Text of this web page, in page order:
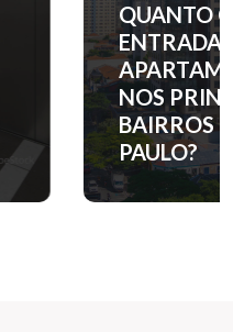
QUANTO
ENTRADA
NOS
BAIRROS
PAULO?